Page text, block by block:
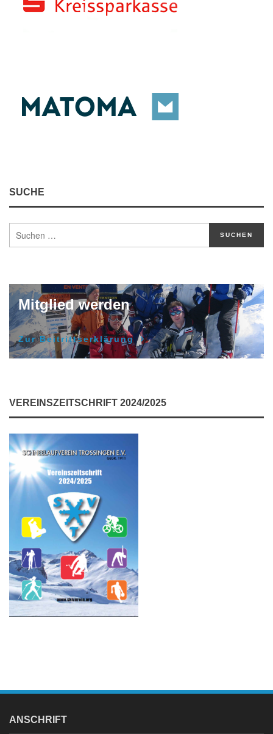
SUCHE
Mitglied werden
Zur Beitrittserklärung
VEREINSZEITSCHRIFT 2024/2025
ANSCHRIFT